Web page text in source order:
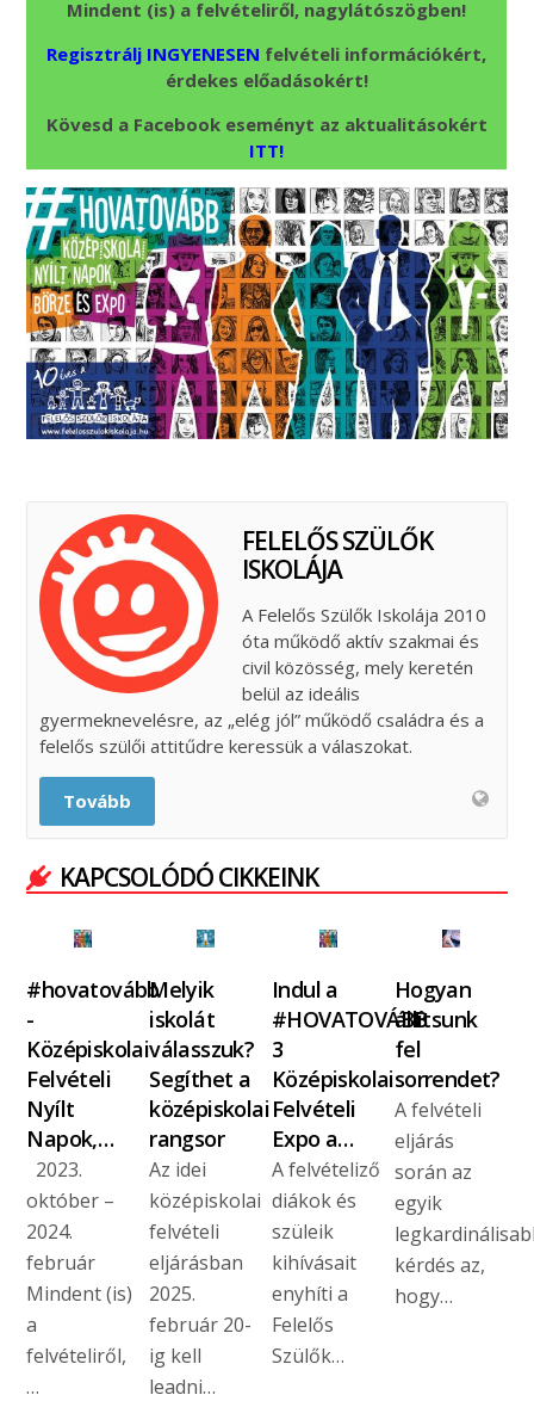
Mindent (is) a felvételiről, nagylátószögben!
Regisztrálj INGYENESEN felvételi információkért,
érdekes előadásokért!
Kövesd a Facebook eseményt az aktualitásokért
ITT!
FELELŐS SZÜLŐK
ISKOLÁJA
A Felelős Szülők Iskolája 2010
óta működő aktív szakmai és
civil közösség, mely keretén
belül az ideális
gyermeknevelésre, az „elég jól” működő családra és a
felelős szülői attitűdre keressük a válaszokat.
Tovább
KAPCSOLÓDÓ CIKKEINK
#hovatovább
-
Középiskolai
Felvételi
Nyílt
Napok,…
2023.
október –
2024.
február
Mindent (is)
a
felvételiről,
…
Melyik
iskolát
válasszuk?
Segíthet a
középiskolai
rangsor
Az idei
középiskolai
felvételi
eljárásban
2025.
február 20-
ig kell
leadni…
Indul a
#HOVATOVÁBB
3
Középiskolai
Felvételi
Expo a…
A felvételiző
diákok és
szüleik
kihívásait
enyhíti a
Felelős
Szülők…
Hogyan
állítsunk
fel
sorrendet?
A felvételi
eljárás
során az
egyik
kérdés az,
hogy…